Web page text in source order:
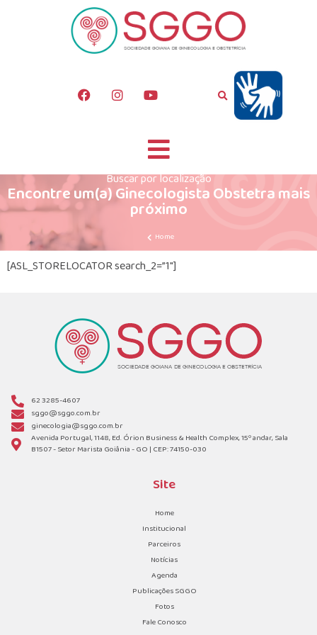
Buscar por localização
Encontre um(a) Ginecologista Obstetra mais
próximo
Home
[ASL_STORELOCATOR search_2=”1″]
62 3285-4607
sggo@sggo.com.br
ginecologia@sggo.com.br
Avenida Portugal, 1148, Ed. Órion Business & Health Complex, 15º andar, Sala
B1507 - Setor Marista Goiânia - GO | CEP: 74150-030
Site
Home
Institucional
Parceiros
Notícias
Agenda
Publicações SGGO
Fotos
Fale Conosco